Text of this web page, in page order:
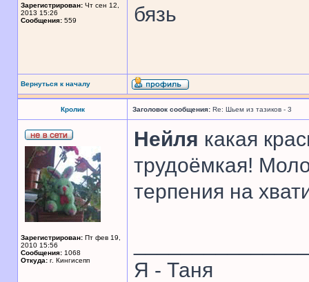
Зарегистрирован: Чт сен 12,
2013 15:26
Сообщения: 559
бязь
Вернуться к началу
Кролик Заголовок сообщения: Re: Шьем из тазиков - 3
Зарегистрирован: Пт фев 19,
2010 15:56
Сообщения: 1068
Откуда: г. Кингисепп
Нейля какая
трудоёмкая!
терпения на
Я - Таня